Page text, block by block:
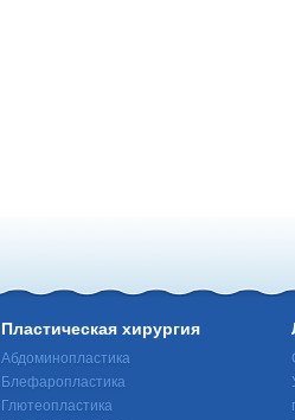
Пластическая хирургия
Абдоминопластика
Блефаропластика
Глютеопластика